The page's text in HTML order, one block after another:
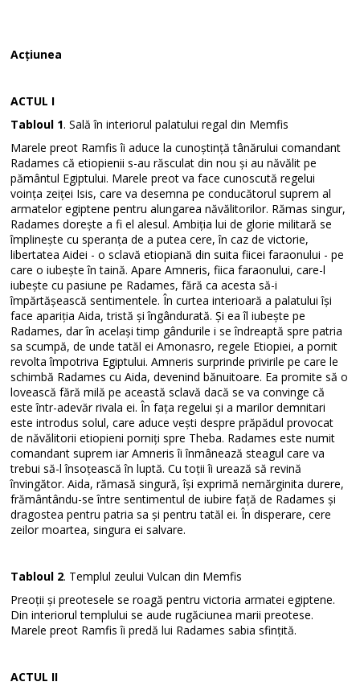
Acțiunea
ACTUL I
Tabloul 1. Sală în interiorul palatului regal din Memfis
Marele preot Ramfis îi aduce la cunoștință tânărului comandant
Radames că etiopienii s-au răsculat din nou și au năvălit pe
pământul Egiptului. Marele preot va face cunoscută regelui
voința zeiței Isis, care va desemna pe conducătorul suprem al
armatelor egiptene pentru alungarea năvălitorilor. Rămas singur,
Radames dorește a fi el alesul. Ambiția lui de glorie militară se
împlinește cu speranța de a putea cere, în caz de victorie,
libertatea Aidei - o sclavă etiopiană din suita fiicei faraonului - pe
care o iubește în taină. Apare Amneris, fiica faraonului, care-l
iubește cu pasiune pe Radames, fără ca acesta să-i
împărtășească sentimentele. În curtea interioară a palatului își
face apariția Aida, tristă și îngândurată. Și ea îl iubește pe
Radames, dar în același timp gândurile i se îndreaptă spre patria
sa scumpă, de unde tatăl ei Amonasro, regele Etiopiei, a pornit
revolta împotriva Egiptului. Amneris surprinde privirile pe care le
schimbă Radames cu Aida, devenind bănuitoare. Ea promite să o
lovească fără milă pe această sclavă dacă se va convinge că
este într-adevăr rivala ei. În fața regelui și a marilor demnitari
este introdus solul, care aduce vești despre prăpădul provocat
de năvălitorii etiopieni porniți spre Theba. Radames este numit
comandant suprem iar Amneris îi înmânează steagul care va
trebui să-l însoțească în luptă. Cu toții îi urează să revină
învingător. Aida, rămasă singură, își exprimă nemărginita durere,
frământându-se între sentimentul de iubire față de Radames și
dragostea pentru patria sa și pentru tatăl ei. În disperare, cere
zeilor moartea, singura ei salvare.
Tabloul 2. Templul zeului Vulcan din Memfis
Preoții și preotesele se roagă pentru victoria armatei egiptene.
Din interiorul templului se aude rugăciunea marii preotese.
Marele preot Ramfis îi predă lui Radames sabia sfințită.
ACTUL II